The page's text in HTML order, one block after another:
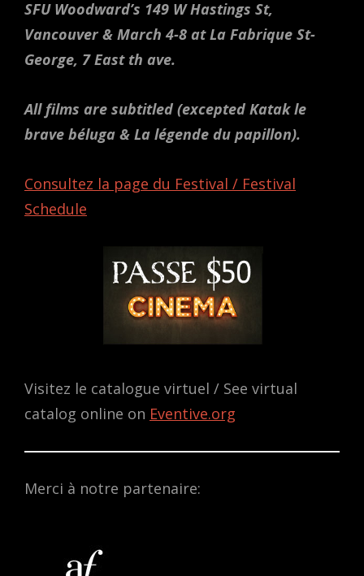
SFU Woodward’s 149 W Hastings St,
Vancouver & March 4-8 at La Fabrique St-
George, 7 East th ave.
All films are subtitled (excepted Katak le
brave béluga & La légende du papillon).
Consultez la page du Festival / Festival
Schedule
Visitez le catalogue virtuel / See virtual
catalog online on Eventive.org
Merci à notre partenaire: